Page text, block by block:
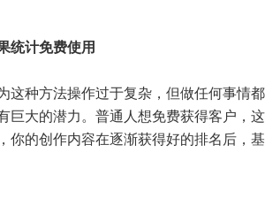
统计免费使用
这种方法操作过于复杂，但做任何事情
巨大的潜力。普通人想免费获得客户，
你的创作内容在逐渐获得好的排名后，